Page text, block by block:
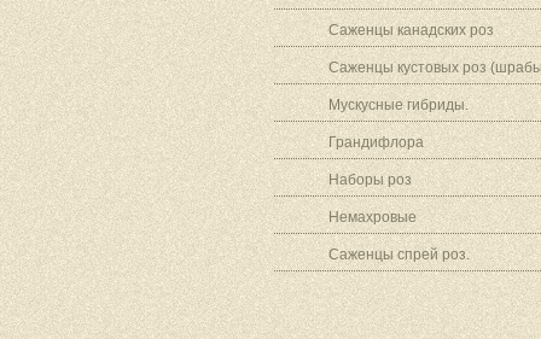
Саженцы канадских роз
Саженцы кустовых роз
Мускусные гибриды.
Грандифлора
Наборы роз
Немахровые
Саженцы спрей роз.